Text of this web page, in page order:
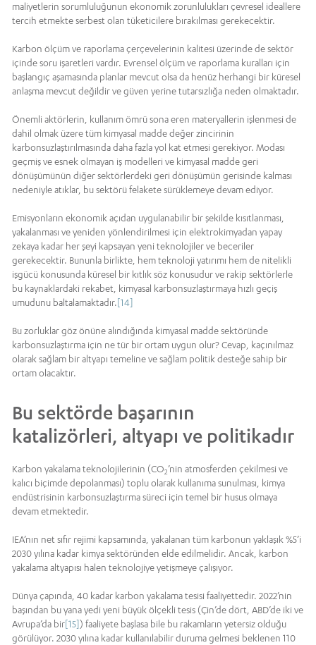
maliyetlerin sorumluluğunun ekonomik zorunlulukları çevresel ideallere
tercih etmekte serbest olan tüketicilere bırakılması gerekecektir.
Karbon ölçüm ve raporlama çerçevelerinin kalitesi üzerinde de sektör
içinde soru işaretleri vardır. Evrensel ölçüm ve raporlama kuralları için
başlangıç aşamasında planlar mevcut olsa da henüz herhangi bir küresel
anlaşma mevcut değildir ve güven yerine tutarsızlığa neden olmaktadır.
Önemli aktörlerin, kullanım ömrü sona eren materyallerin işlenmesi de
dahil olmak üzere tüm kimyasal madde değer zincirinin
karbonsuzlaştırılmasında daha fazla yol kat etmesi gerekiyor. Modası
geçmiş ve esnek olmayan iş modelleri ve kimyasal madde geri
dönüşümünün diğer sektörlerdeki geri dönüşümün gerisinde kalması
nedeniyle atıklar, bu sektörü felakete sürüklemeye devam ediyor.
Emisyonların ekonomik açıdan uygulanabilir bir şekilde kısıtlanması,
yakalanması ve yeniden yönlendirilmesi için elektrokimyadan yapay
zekaya kadar her şeyi kapsayan yeni teknolojiler ve beceriler
gerekecektir. Bununla birlikte, hem teknoloji yatırımı hem de nitelikli
işgücü konusunda küresel bir kıtlık söz konusudur ve rakip sektörlerle
bu kaynaklardaki rekabet, kimyasal karbonsuzlaştırmaya hızlı geçiş
umudunu baltalamaktadır.[14]
Bu zorluklar göz önüne alındığında kimyasal madde sektöründe
karbonsuzlaştırma için ne tür bir ortam uygun olur? Cevap, kaçınılmaz
olarak sağlam bir altyapı temeline ve sağlam politik desteğe sahip bir
ortam olacaktır.
Bu sektörde başarının
katalizörleri, altyapı ve politikadır
Karbon yakalama teknolojilerinin (CO2’nin atmosferden çekilmesi ve
kalıcı biçimde depolanması) toplu olarak kullanıma sunulması, kimya
endüstrisinin karbonsuzlaştırma süreci için temel bir husus olmaya
devam etmektedir.
IEA’nın net sıfır rejimi kapsamında, yakalanan tüm karbonun yaklaşık %5’i
2030 yılına kadar kimya sektöründen elde edilmelidir. Ancak, karbon
yakalama altyapısı halen teknolojiye yetişmeye çalışıyor.
Dünya çapında, 40 kadar karbon yakalama tesisi faaliyettedir. 2022’nin
başından bu yana yedi yeni büyük ölçekli tesis (Çin’de dört, ABD’de iki ve
Avrupa’da bir[15]) faaliyete başlasa bile bu rakamların yetersiz olduğu
görülüyor. 2030 yılına kadar kullanılabilir duruma gelmesi beklenen 110